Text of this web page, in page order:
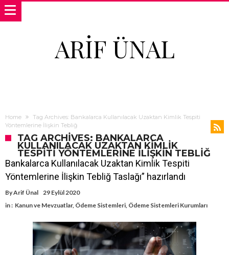
ARIF ÜNAL
Home
Tag Archives: Bankalarca Kullanılacak Uzaktan Kimlik Tespiti
Yöntemlerine İlişkin Tebliğ
TAG ARCHIVES: BANKALARCA
KULLANILACAK UZAKTAN KIMLIK
TESPITI YÖNTEMLERINE İLIŞKIN TEBLIĞ
Bankalarca Kullanılacak Uzaktan Kimlik Tespiti
Yöntemlerine İlişkin Tebliğ Taslağı” hazırlandı
ByArif Ünal 29 Eylül 2020
in : Kanun ve Mevzuatlar, Ödeme Sistemleri, Ödeme Sistemleri Kurumları